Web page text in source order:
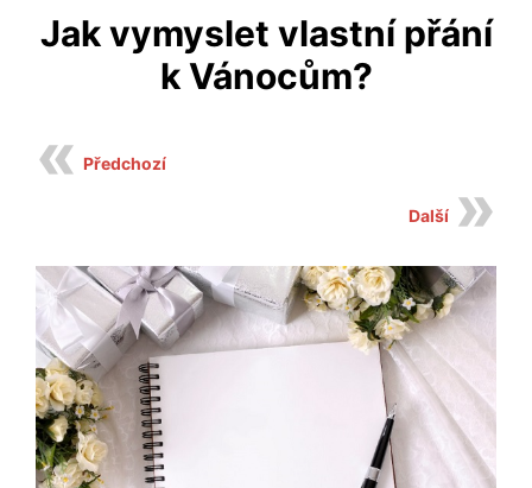
Jak vymyslet vlastní přání
k Vánocům?
Předchozí
Další